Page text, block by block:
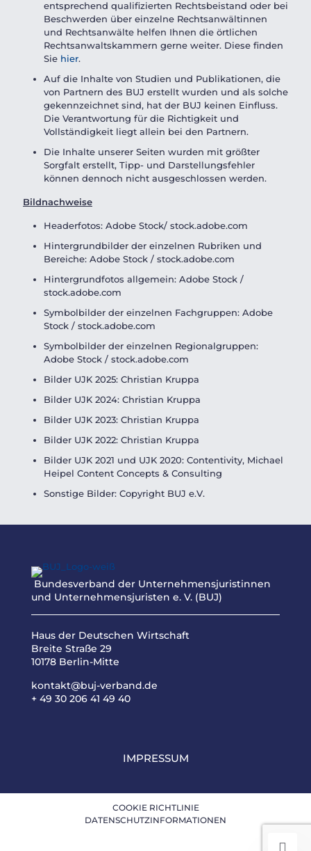
entsprechend qualifizierten Rechtsbeistand oder bei
Beschwerden über einzelne Rechtsanwältinnen
und Rechtsanwälte helfen Ihnen die örtlichen
Rechtsanwaltskammern gerne weiter. Diese finden
Sie hier.
Auf die Inhalte von Studien und Publikationen, die
von Partnern des BUJ erstellt wurden und als solche
gekennzeichnet sind, hat der BUJ keinen Einfluss.
Die Verantwortung für die Richtigkeit und
Vollständigkeit liegt allein bei den Partnern.
Die Inhalte unserer Seiten wurden mit größter
Sorgfalt erstellt, Tipp- und Darstellungsfehler
können dennoch nicht ausgeschlossen werden.
Bildnachweise
Headerfotos: Adobe Stock/ stock.adobe.com
Hintergrundbilder der einzelnen Rubriken und
Bereiche: Adobe Stock / stock.adobe.com
Hintergrundfotos allgemein: Adobe Stock /
stock.adobe.com
Symbolbilder der einzelnen Fachgruppen: Adobe
Stock / stock.adobe.com
Symbolbilder der einzelnen Regionalgruppen:
Adobe Stock / stock.adobe.com
Bilder UJK 2025: Christian Kruppa
Bilder UJK 2024: Christian Kruppa
Bilder UJK 2023: Christian Kruppa
Bilder UJK 2022: Christian Kruppa
Bilder UJK 2021 und UJK 2020: Contentivity, Michael
Heipel Content Concepts & Consulting
Sonstige Bilder: Copyright BUJ e.V.
Bundesverband der Unternehmensjuristinnen
und Unternehmensjuristen e. V. (BUJ)
Haus der Deutschen Wirtschaft
Breite Straße 29
10178 Berlin-Mitte
kontakt@buj-verband.de
+ 49 30 206 41 49 40
IMPRESSUM
COOKIE RICHTLINIE
DATENSCHUTZINFORMATIONEN